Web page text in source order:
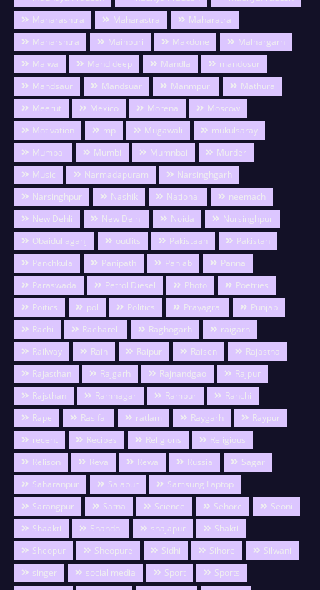
Maharashtra
Maharastra
Maharatra
Maharshtra
Mainpuri Makdone
Malhargarh
Malwa
Mandideep Mandla
mandosur
Mandsaur
Mandsuar Manmpuri
Mathura
Meerut
Mexico Morena
Moscow
Motivation
mp Mugawali
mukulsaray
Mumbai
Mumbi Mumnbai
Murder
Music
Narmadapuram
Narsinghgarh
Narsinghpur
Nashik National
neemach
New Dehli
New Delhi Noida
Nursinghpur
Obaidullaganj
outfits Pakistaan
Pakistan
Panchkula
Panipath Panjab
Panna
Paraswada
Petrol Diesel Photo
Poetries
Poitics
pol Politics Prayagraj
Punjab
Rachi
Raebareli Raghogarh
raigarh
Railway
Rain Raipur Raisen
Rajastha
Rajasthan
Rajgarh Rajnandgao
Rajpur
Rajsthan
Ramnagar Rampur
Ranchi
Rape
Rasifal ratlam Raygarh
Raypur
recent
Recipes Religions
Religious
Relison
Reva Rewa Russia
Sagar
Saharanpur
Sajapur
Samsung Laptop
Sarangpur
Satna Science Sehore
Seoni
Shaakti
Shahdol shajapur
Shakti
Sheopur
Sheopure Sidhi Sihore
Silwani
singer
social media Sport
Sports